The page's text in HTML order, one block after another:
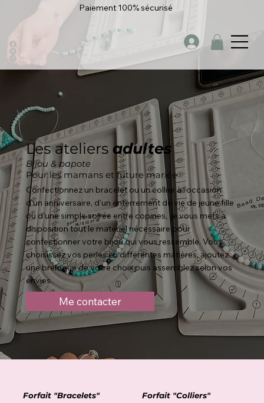
Paiement 100% sécurisé
Les ateliers adultes
Bijou & papote
Pour les mamans et future mariée
Confectionnez un bracelet ou un collier à l'occasion
d'un anniversaire, d'un enterrement de vie de jeune fille
ou d'une simple soirée entre copines, je vous mets à
disposition tout le matériel nécessaire pour
confectionner votre bijou qui vous ressemble. Vous
choisissez vos perles en différentes matières, ajoutez
une breloque de votre choix puis assemblez selon vos
envies.
Me contacter
Forfait "Bracelets" Forfait "Colliers"